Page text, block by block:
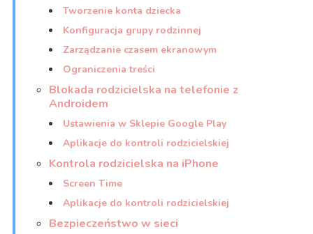
Tworzenie konta dziecka
Konfiguracja grupy rodzinnej
Zarządzanie czasem ekranowym
Ograniczenia treści
Blokada rodzicielska na telefonie z
Androidem
Ustawienia w Sklepie Google Play
Aplikacje do kontroli rodzicielskiej
Kontrola rodzicielska na iPhone
Screen Time
Aplikacje do kontroli rodzicielskiej
Bezpieczeństwo w sieci